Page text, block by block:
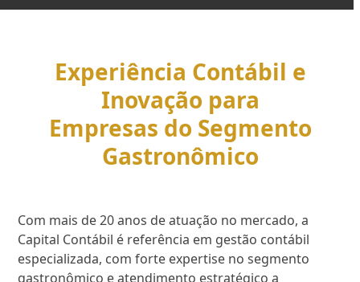
Experiência Contábil e
Inovação para
Empresas do Segmento
Gastronômico
Com mais de 20 anos de atuação no mercado, a
Capital Contábil é referência em gestão contábil
especializada, com forte expertise no segmento
gastronômico e atendimento estratégico a